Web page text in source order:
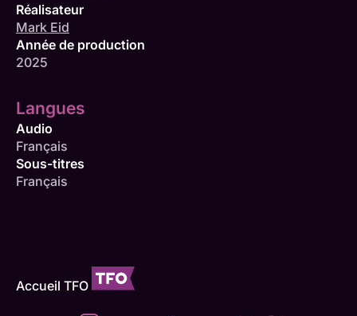
Réalisateur
Mark Eid
Année de production
2025
Langues
Audio
Français
Sous-titres
Français
Accueil TFO